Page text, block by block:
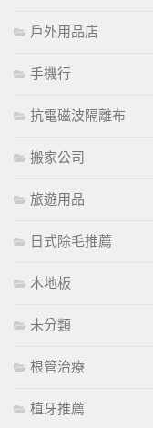
戶外用品店
手機行
抗電磁波隔離布
搬家公司
旅遊用品
日式除毛推薦
木地板
未分類
根管治療
植牙推薦